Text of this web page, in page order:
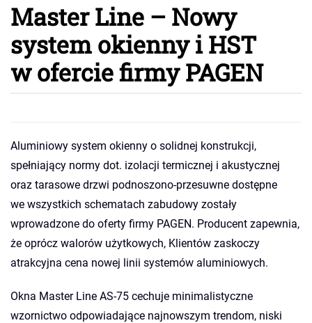
Master Line – Nowy
system okienny i HST
w ofercie firmy PAGEN
Aluminiowy system okienny o solidnej konstrukcji,
spełniający normy dot. izolacji termicznej i akustycznej
oraz tarasowe drzwi podnoszono-przesuwne dostępne
we wszystkich schematach zabudowy zostały
wprowadzone do oferty firmy PAGEN. Producent zapewnia,
że oprócz walorów użytkowych, Klientów zaskoczy
atrakcyjna cena nowej linii systemów aluminiowych.
Okna Master Line AS-75 cechuje minimalistyczne
wzornictwo odpowiadające najnowszym trendom, niski